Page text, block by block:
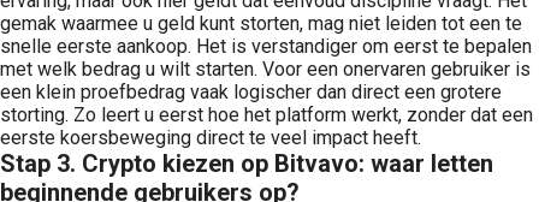
gemak waarmee u geld kunt storten, mag niet leiden tot een te
snelle eerste aankoop. Het is verstandiger om eerst te bepalen
met welk bedrag u wilt starten. Voor een onervaren gebruiker is
een klein proefbedrag vaak logischer dan direct een grotere
storting. Zo leert u eerst hoe het platform werkt, zonder dat een
eerste koersbeweging direct te veel impact heeft.
Stap 3. Crypto kiezen op Bitvavo: waar letten
beginnende gebruikers op?